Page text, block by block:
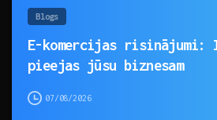
Blogs
E-komercijas risinājumi:
pieejas jūsu biznesam
07/08/2026